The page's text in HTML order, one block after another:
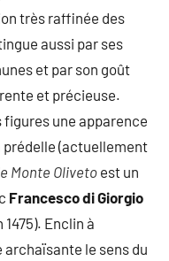
très raffinée des
aussi par ses
et par son goût
et précieuse.
figures une apparence
prédelle (actuellement
Monte Oliveto est un
Francesco di Giorgio
1475). Enclin à
le sens du